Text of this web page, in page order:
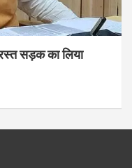
सड़क का लिया